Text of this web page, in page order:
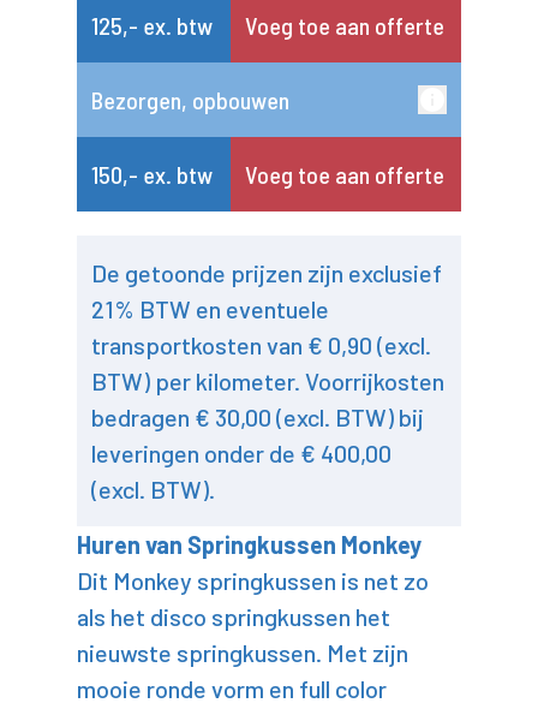
125,- ex. btw Voeg toe aan offerte
Bezorgen, opbouwen
150,- ex. btw Voeg toe aan offerte
De getoonde prijzen zijn exclusief
21% BTW en eventuele
transportkosten van € 0,90 (excl.
BTW) per kilometer. Voorrijkosten
bedragen € 30,00 (excl. BTW) bij
leveringen onder de € 400,00
(excl. BTW).
Huren van Springkussen Monkey
Dit Monkey springkussen is net zo
als het disco springkussen het
nieuwste springkussen. Met zijn
mooie ronde vorm en full color